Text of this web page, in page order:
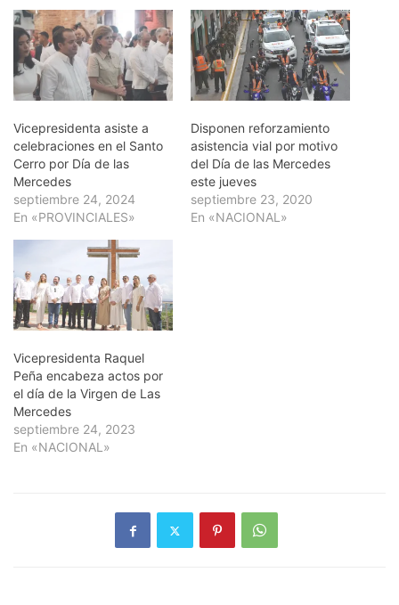
Vicepresidenta asiste a
celebraciones en el Santo
Cerro por Día de las
Mercedes
septiembre 24, 2024
En «PROVINCIALES»
Disponen reforzamiento
asistencia vial por motivo
del Día de las Mercedes
este jueves
septiembre 23, 2020
En «NACIONAL»
Vicepresidenta Raquel
Peña encabeza actos por
el día de la Virgen de Las
Mercedes
septiembre 24, 2023
En «NACIONAL»